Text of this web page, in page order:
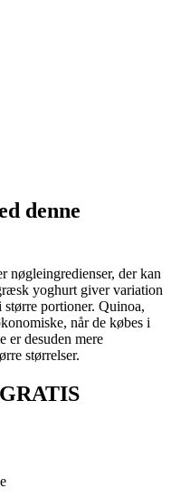
denne
nøgleingredienser, der kan
yoghurt giver variation
portioner. Quinoa,
når de købes i
er desuden mere
størrelser.